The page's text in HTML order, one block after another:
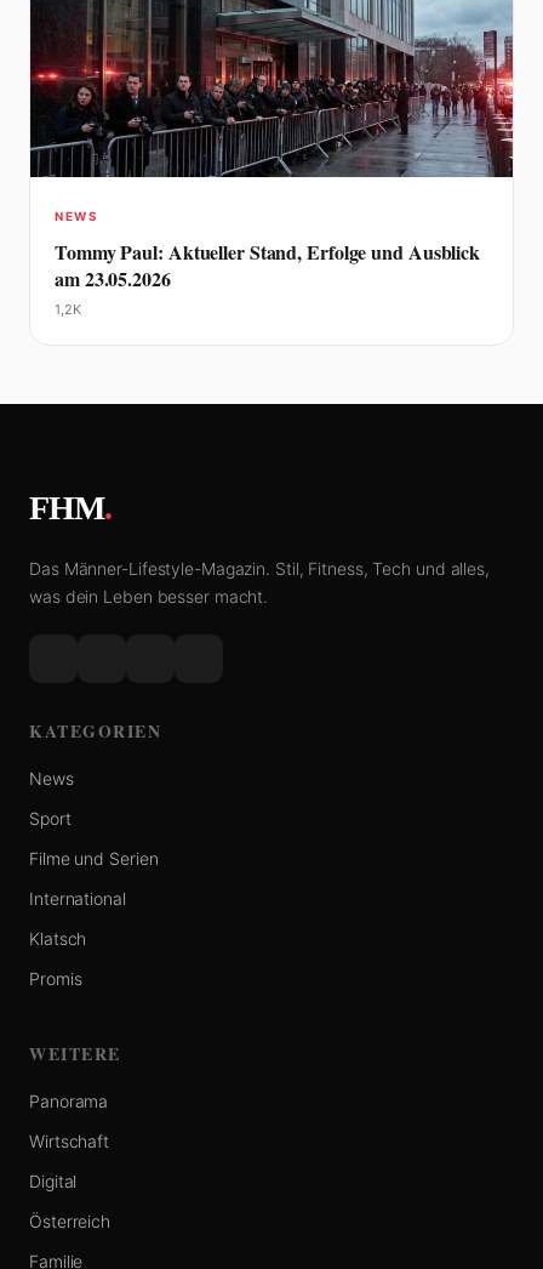
NEWS
Tommy Paul: Aktueller Stand, Erfolge und Ausblick
am 23.05.2026
1,2K
FHM.
Das Männer-Lifestyle-Magazin. Stil, Fitness, Tech und alles,
was dein Leben besser macht.
KATEGORIEN
News
Sport
Filme und Serien
International
Klatsch
Promis
WEITERE
Panorama
Wirtschaft
Digital
Österreich
Familie